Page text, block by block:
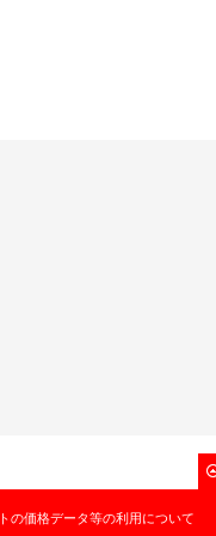
の価格データ等の利用について